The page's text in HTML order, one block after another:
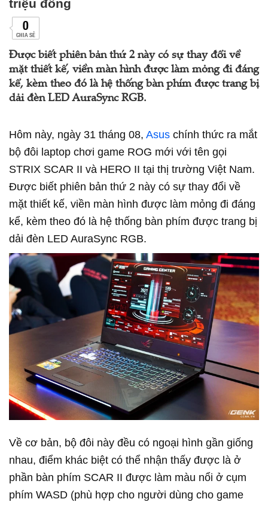
triệu đồng
0
CHIA SẺ
Được biết phiên bản thứ 2 này có sự thay đổi về
mặt thiết kế, viền màn hình được làm mỏng đi đáng
kể, kèm theo đó là hệ thống bàn phím được trang bị
dải đèn LED AuraSync RGB.
Hôm này, ngày 31 tháng 08, Asus chính thức ra mắt
bộ đôi laptop chơi game ROG mới với tên gọi
STRIX SCAR II và HERO II tại thị trường Việt Nam.
Được biết phiên bản thứ 2 này có sự thay đổi về
mặt thiết kế, viền màn hình được làm mỏng đi đáng
kể, kèm theo đó là hệ thống bàn phím được trang bị
dải đèn LED AuraSync RGB.
Về cơ bản, bộ đôi này đều có ngoại hình gần giống
nhau, điểm khác biệt có thể nhận thấy được là ở
phần bàn phím SCAR II được làm màu nổi ở cụm
phím WASD (phù hợp cho người dùng cho game